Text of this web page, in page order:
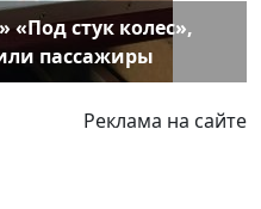
стук колес»,
пассажиры
Реклама на сайте